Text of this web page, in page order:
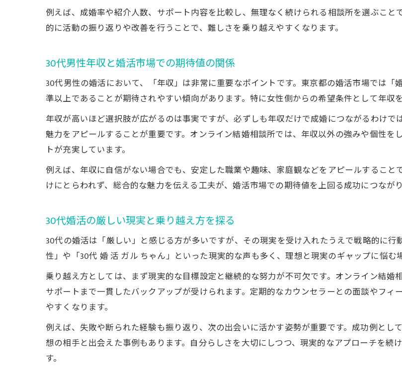
30代婚活で変わった価値観と人生
例えば、成婚率や紹介人数、サポート内容を比較し、無理なく続けられる相談所を選ぶこ
的に活動の振り返りや改善を行うことで、難しさを乗り越えやすくなります。
30代男性年収と婚活市場での期待値の関係
30代男性の婚活において、「年収」は非常に重要なポイントです。東京都の婚活市場では
準以上であることが期待されやすい傾向があります。特に女性側からの希望条件として年収
年収が高いほど選択肢が広がるのは事実ですが、必ずしも年収だけで成婚につながるわけで
魅力をアピールすることが重要です。オンライン結婚相談所では、年収以外の強みや個性
トが充実しています。
例えば、年収に自信がない場合でも、安定した職業や趣味、家庭観などをアピールするこ
けにとらわれず、総合的な魅力を伝える工夫が、婚活市場での期待値を上回る成功につながり
30代婚活の厳しい現実と乗り越え方を探る
30代の婚活は「厳しい」と感じる方が多いですが、その現実を受け入れたうえで戦略的に
性」や「30代 婚 活 ガル ちゃん」といった現実的な声も多く、理想と現実のギャップに悩む
乗り越え方としては、まず現実的な目標設定と継続的な努力が不可欠です。オンライン結
サポートまで一貫したバックアップが受けられます。定期的なカウンセラーとの面談やフ
やすくなります。
例えば、失敗や断られた経験も振り返り、次の出会いに活かす姿勢が重要です。成功例と
想の相手と出会えた事例もあります。自分らしさを大切にしつつ、現実的なアプローチを続
す。